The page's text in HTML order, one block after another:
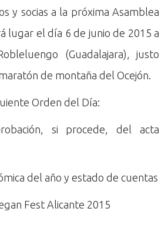
y socias a la próxima Asamblea
lugar el día 6 de junio de 2015 a
(Guadalajara), justo
de montaña del Ocejón.
Orden del Día:
si procede, del acta
del año y estado de cuentas
Fest Alicante 2015